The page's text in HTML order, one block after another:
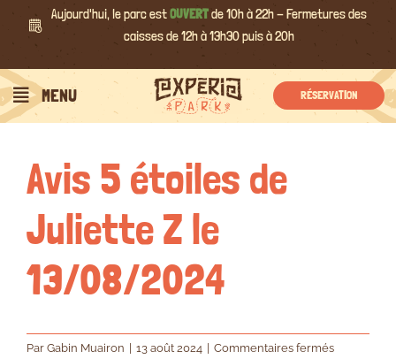
Aujourd'hui, le parc estOUVERTde 10h à 22h - Fermetures des
caisses de 12h à 13h30 puis à 20h
MENU RÉSERVATION
Précédent Suivant
Avis 5 étoiles de
Juliette Z le
13/08/2024
Par Gabin Muairon 13 août 2024 Commentaires ferméssur